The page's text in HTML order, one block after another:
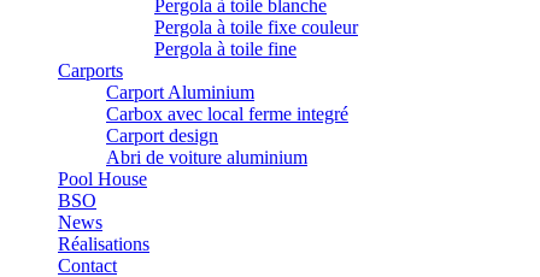
Pergola à toile blanche
Pergola à toile fixe couleur
Pergola à toile fine
Carports
Carport Aluminium
Carbox avec local ferme integré
Carport design
Abri de voiture aluminium
Pool House
BSO
News
Réalisations
Contact